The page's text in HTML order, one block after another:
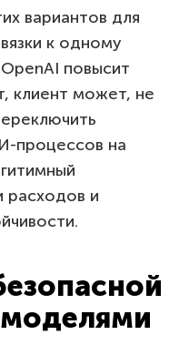
вариантов для
к одному
повысит
клиент может, не
процессов на
расходов и